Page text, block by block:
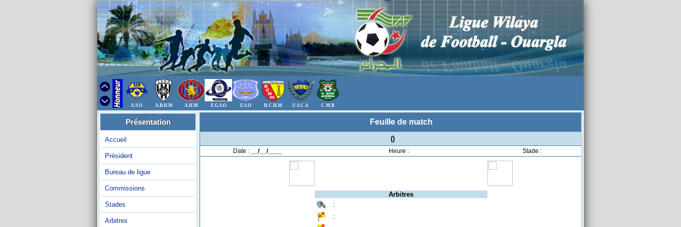
A.S.O A.B.H.M A.H.M E.G.S.O E.S.O R.C.H.M U.S.C.A C.M.B
Présentation
Accueil
Président
Bureau de ligue
Commissions
Stades
Arbitres
Feuille de match
()
Date : __/__/____ Heure : Stade :
Arbitres
:
: